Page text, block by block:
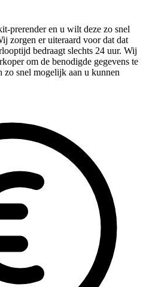
prerender en u wilt deze zo snel
zorgen er uiteraard voor dat dat
bedraagt slechts 24 uur. Wij
om de benodigde gegevens te
snel mogelijk aan u kunnen